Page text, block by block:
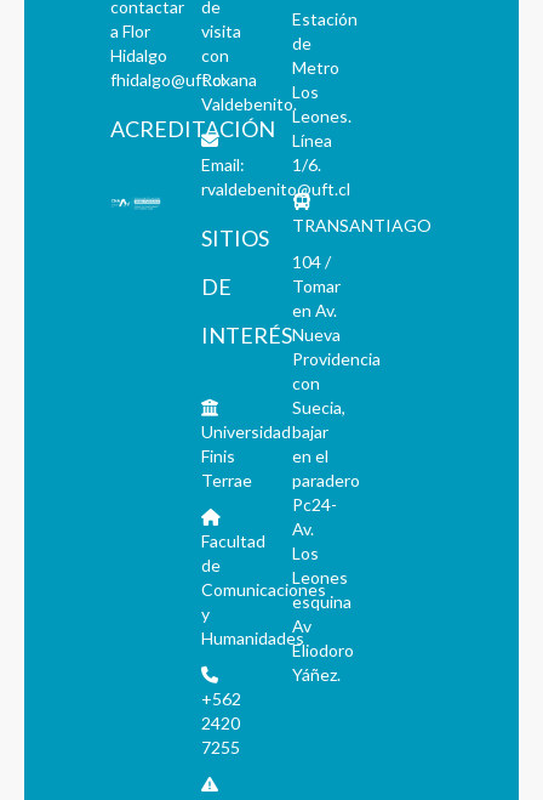
contactar
a Flor
Hidalgo
fhidalgo@uft.cl
ACREDITACIÓN
de
visita
con
Roxana
Valdebenito.
Email:
rvaldebenito@uft.cl
SITIOS
DE
INTERÉS
Universidad
Finis
Terrae
Facultad
de
Comunicaciones
y
Humanidades
+562
2420
7255
Estación
de
Metro
Los
Leones.
Línea
1/6.
TRANSANTIAGO
104 /
Tomar
en Av.
Nueva
Providencia
con
Suecia,
bajar
en el
paradero
Pc24-
Av.
Los
Leones
esquina
Av
Eliodoro
Yáñez.